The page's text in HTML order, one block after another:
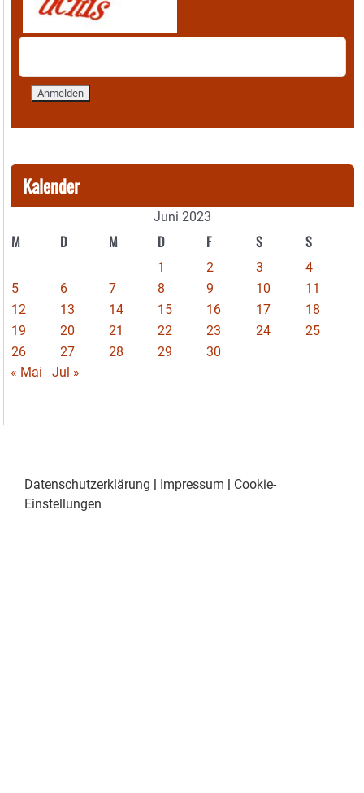
Kalender
Juni 2023
M D M D F S S
1 2 3
4
5
6 7 8 9 10
11
12
13 14 15 16 17
18
19
20 21 22 23 24
25
26
27 28 29
30
« Mai
Jul »
Datenschutzerklärung Impressum
Cookie-
Einstellungen